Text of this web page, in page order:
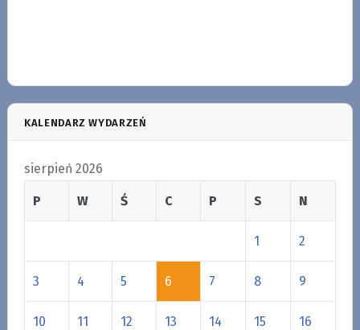
KALENDARZ WYDARZEŃ
sierpień 2026
P W Ś C P S N
1 2
3 4 5 6 7 8 9
10 11 12 13 14 15 16